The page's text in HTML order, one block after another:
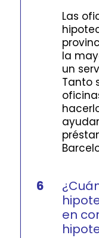
Las
la
un
Tanto
6
en